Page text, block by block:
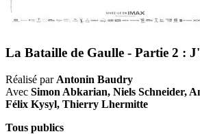
La Bataille de Gaulle - Partie 2 :
Réalisé par Antonin Baudry
Avec Simon Abkarian, Niels Schneider,
Félix Kysyl, Thierry Lhermitte
Tous publics